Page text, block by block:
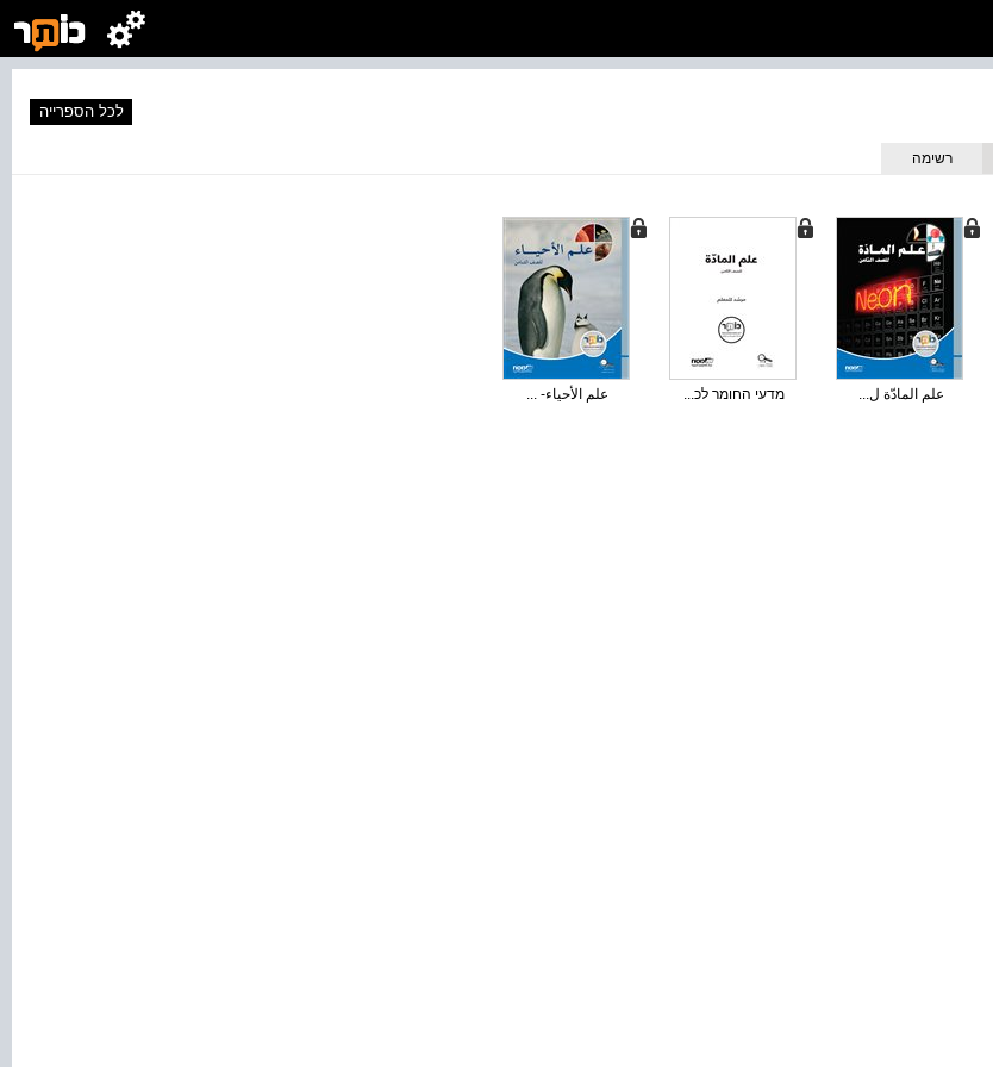
לכל הספרייה
רשימה
علم المادّة ل... מדעי החומר לכ... علم الأحياء- ...